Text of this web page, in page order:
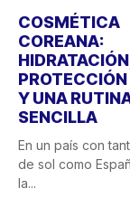
COSMÉTICA
COREANA:
Y UNA
SENCILLA
En un país con
de sol como
la...